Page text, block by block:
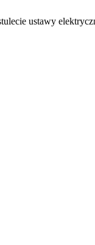
ustawy